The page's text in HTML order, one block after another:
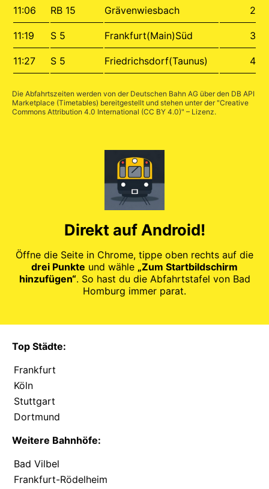
11:06 RB 15 Grävenwiesbach 2
11:19 S 5 Frankfurt(Main)Süd 3
11:27 S 5 Friedrichsdorf(Taunus) 4
Die Abfahrtszeiten werden von der Deutschen Bahn AG über den DB API
Marketplace (Timetables) bereitgestellt und stehen unter der "Creative
Commons Attribution 4.0 International (CC BY 4.0)" – Lizenz.
Direkt auf Android!
Öffne die Seite in Chrome, tippe oben rechts auf die
drei Punkte und wähle „Zum Startbildschirm
hinzufügen“. So hast du die Abfahrtstafel von Bad
Homburg immer parat.
Top Städte:
Frankfurt
Köln
Stuttgart
Dortmund
Weitere Bahnhöfe:
Bad Vilbel
Frankfurt-Rödelheim